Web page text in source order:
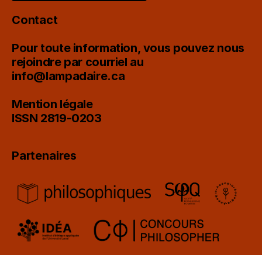
Contact
Pour toute information, vous pouvez nous
rejoindre par courriel au
info@lampadaire.ca
Mention légale
ISSN 2819-0203
Partenaires